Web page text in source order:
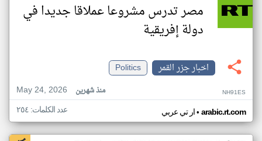
مصر تدرس مشروعا عملاقا جديدا في
دولة إفريقية
اخبار جزر القمر
Politics
May 24, 2026
منذ شهرين NH91ES
ار تي عربي• arabic.rt.com عدد الكلمات: ٢٥٤